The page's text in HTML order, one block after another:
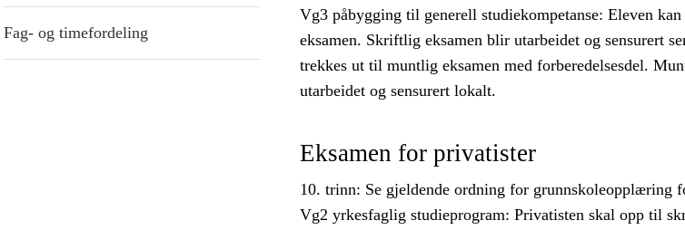
Fag- og timefordeling
Vg3 påbygging til generell studiekompetanse: Eleven
eksamen. Skriftlig eksamen blir utarbeidet og sensurert
trekkes ut til muntlig eksamen med forberedelsesdel.
utarbeidet og sensurert lokalt.
Eksamen for privatister
10. trinn: Se gjeldende ordning for grunnskoleopplæring
Vg2 yrkesfaglig studieprogram: Privatisten skal opp til